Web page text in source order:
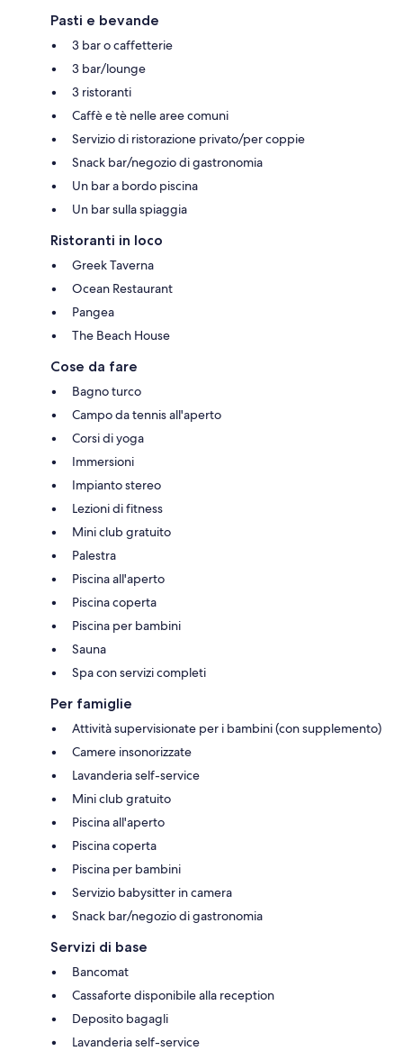
Pasti e bevande
3 bar o caffetterie
3 bar/lounge
3 ristoranti
Caffè e tè nelle aree comuni
Servizio di ristorazione privato/per coppie
Snack bar/negozio di gastronomia
Un bar a bordo piscina
Un bar sulla spiaggia
Ristoranti in loco
Greek Taverna
Ocean Restaurant
Pangea
The Beach House
Cose da fare
Bagno turco
Campo da tennis all'aperto
Corsi di yoga
Immersioni
Impianto stereo
Lezioni di fitness
Mini club gratuito
Palestra
Piscina all'aperto
Piscina coperta
Piscina per bambini
Sauna
Spa con servizi completi
Per famiglie
Attività supervisionate per i bambini (con supplemento)
Camere insonorizzate
Lavanderia self-service
Mini club gratuito
Piscina all'aperto
Piscina coperta
Piscina per bambini
Servizio babysitter in camera
Snack bar/negozio di gastronomia
Servizi di base
Bancomat
Cassaforte disponibile alla reception
Deposito bagagli
Lavanderia self-service